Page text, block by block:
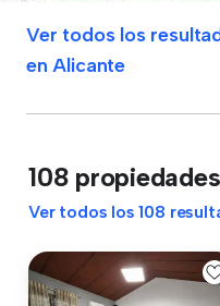
Ver todos los
en Alicante
108
Ver todos los 108